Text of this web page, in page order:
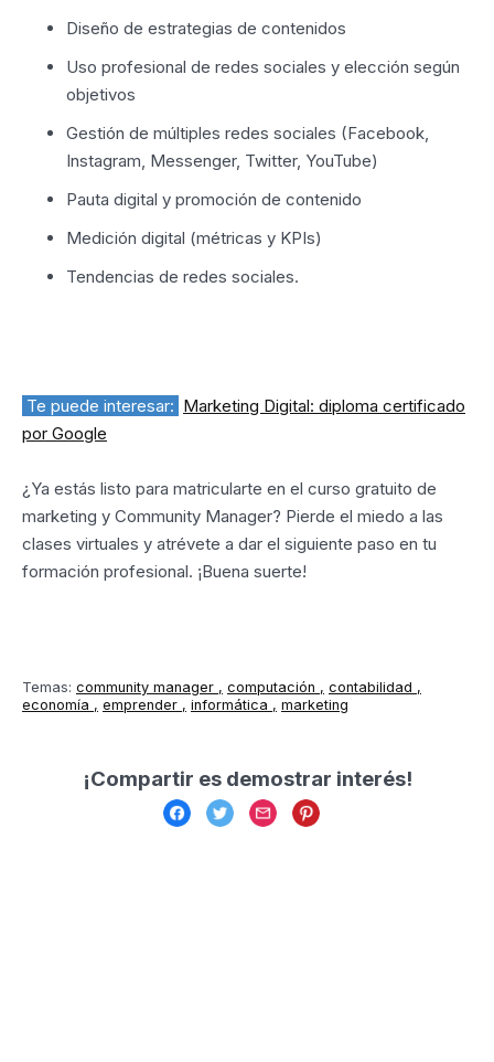
Diseño de estrategias de contenidos
Uso profesional de redes sociales y elección según
objetivos
Gestión de múltiples redes sociales (Facebook,
Instagram, Messenger, Twitter, YouTube)
Pauta digital y promoción de contenido
Medición digital (métricas y KPIs)
Tendencias de redes sociales.
Te puede interesar: Marketing Digital: diploma certificado
por Google
¿Ya estás listo para matricularte en el curso gratuito de
marketing y Community Manager? Pierde el miedo a las
clases virtuales y atrévete a dar el siguiente paso en tu
formación profesional. ¡Buena suerte!
Temas: community manager computación
contabilidad
economía
emprender informática marketing
¡Compartir es demostrar interés!